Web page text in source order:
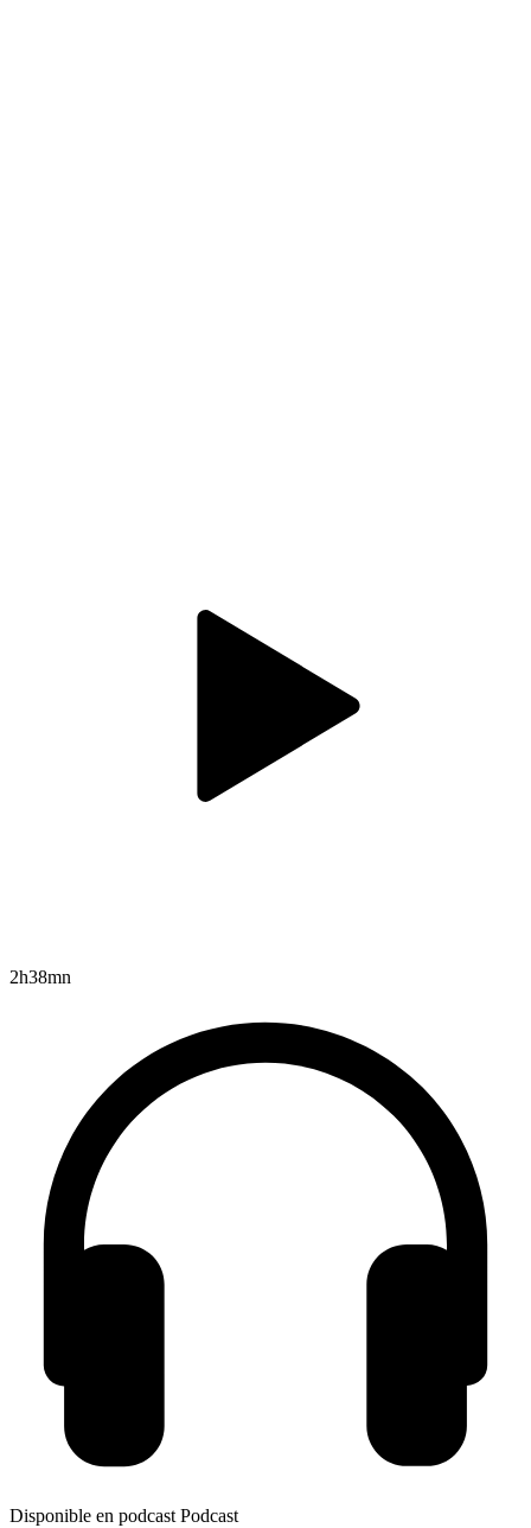
2h38mn
Disponible en podcast Podcast